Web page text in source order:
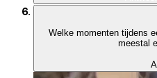
Welke momenten tijdens
meestal